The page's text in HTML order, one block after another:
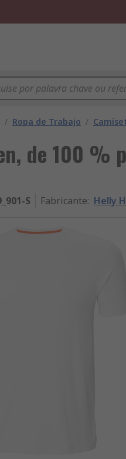
/ Ropa de Trabajo /
de 100 %
S Fabricante: Helly